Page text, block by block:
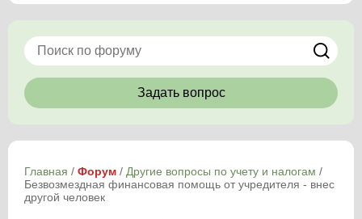
Задать вопрос
Главная / Форум / Другие вопросы по учету и налогам /
Безвозмездная финансовая помощь от учредителя - внес
другой человек